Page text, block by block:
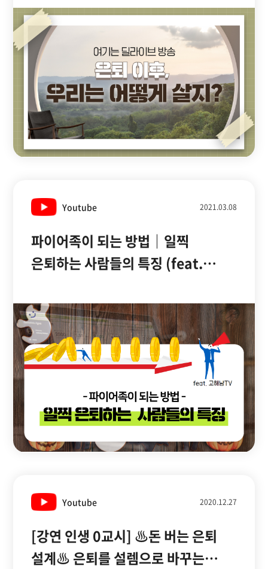
대표ㅣ청춘공감ㅣ여기는딜라이브
(211028방송)
Youtube 2021.03.08
파이어족이 되는 방법｜일찍
은퇴하는 사람들의 특징 (feat.
[2부]
Youtube 2020.12.27
[강연 인생 0교시] ♨돈 버는 은퇴
설계♨ 은퇴를 설렘으로 바꾸는